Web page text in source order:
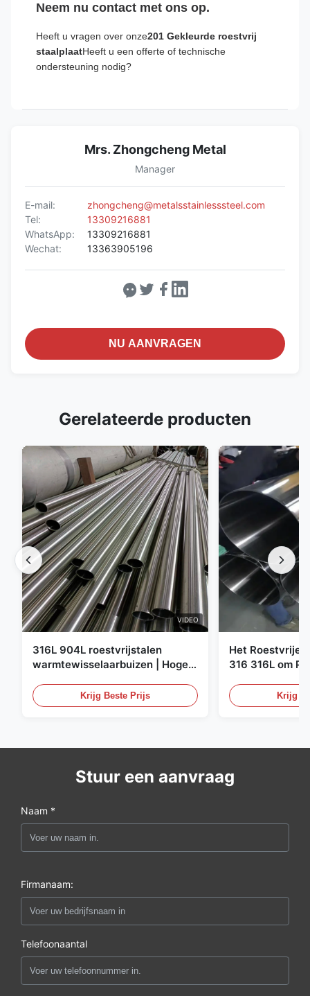
Neem nu contact met ons op.
Heeft u vragen over onze201 Gekleurde roestvrij
staalplaatHeeft u een offerte of technische
ondersteuning nodig?
Mrs. Zhongcheng Metal
Manager
E-mail:
zhongcheng@metalsstainlesssteel.com
Tel:
13309216881
WhatsApp:
13309216881
Wechat:
13363905196
NU AANVRAGEN
Gerelateerde producten
VIDEO
316L 904L roestvrijstalen
warmtewisselaarbuizen | Hoge
Krijg Beste Prijs
Het Roestvrije
316 316L om
Krijg
Stuur een aanvraag
Naam *
Firmanaam:
Telefoonaantal